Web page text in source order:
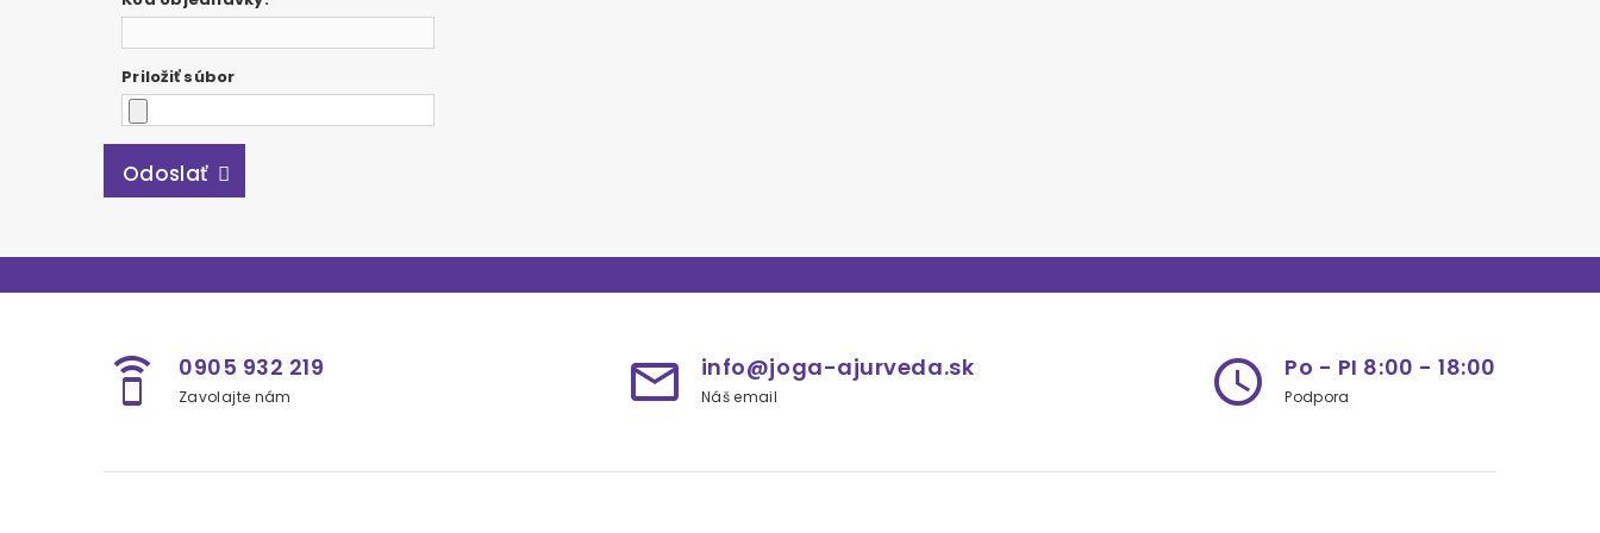
Priložiť súbor
Odoslať
speaker_phone 0905 932 219
Zavolajte nám mail_outline info@joga-ajurveda.sk
Náš email access_time Po - PI 8:00 - 18:00
Podpora